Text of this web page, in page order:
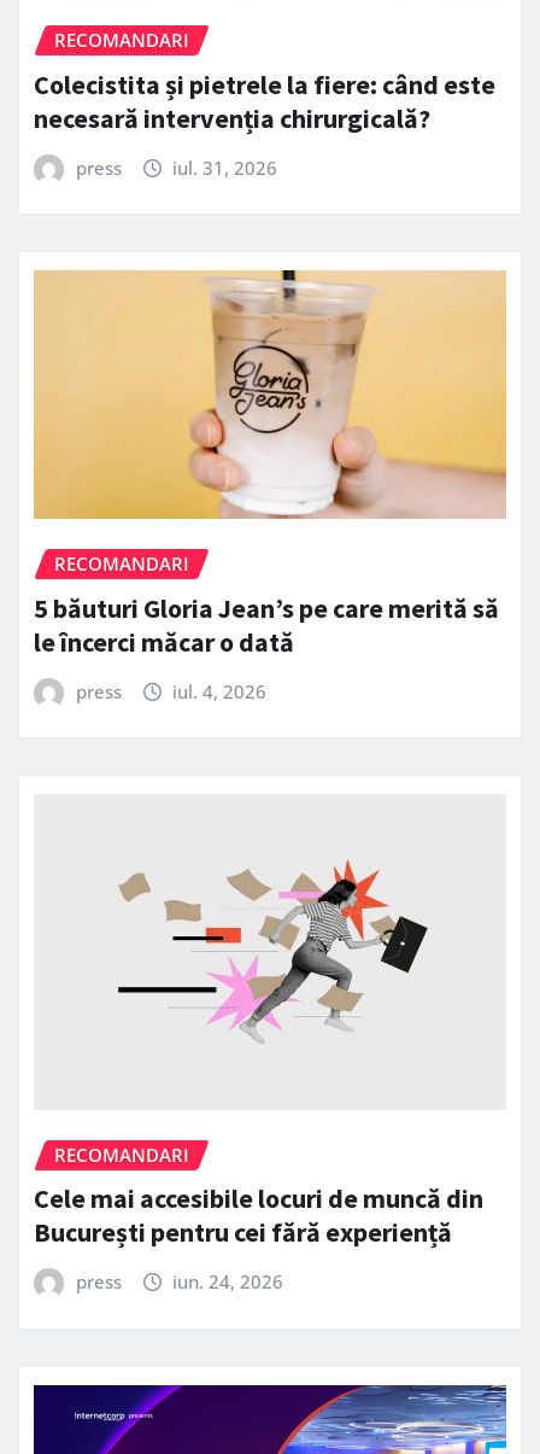
RECOMANDARI
Colecistita și pietrele la fiere: când este
necesară intervenția chirurgicală?
press iul. 31, 2026
RECOMANDARI
5 băuturi Gloria Jean’s pe care merită să
le încerci măcar o dată
press iul. 4, 2026
RECOMANDARI
Cele mai accesibile locuri de muncă din
București pentru cei fără experiență
press iun. 24, 2026